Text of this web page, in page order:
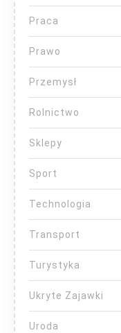
Praca
Prawo
Przemysł
Rolnictwo
Sklepy
Sport
Technologia
Transport
Turystyka
Ukryte Zajawki
Uroda